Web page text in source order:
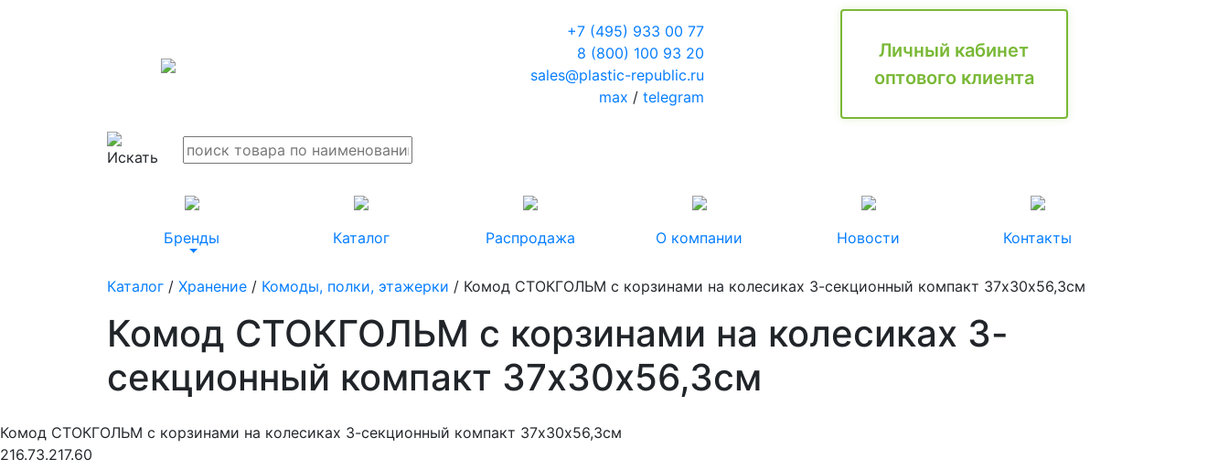
+7 (495) 933 00 77
8 (800) 100 93 20
sales@plastic-republic.ru
max / telegram
Личный кабинет
оптового клиента
Бренды Каталог Распродажа О компании Новости Контакты
Каталог / Хранение / Комоды, полки, этажерки / Комод СТОКГОЛЬМ с корзинами на колесиках 3-секционный компакт 37х30х56,3см
Комод СТОКГОЛЬМ с корзинами на колесиках 3-
секционный компакт 37х30х56,3см
Комод СТОКГОЛЬМ с корзинами на колесиках 3-секционный компакт 37х30х56,3см
216.73.217.60